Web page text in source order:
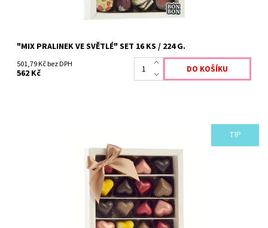
"MIX PRALINEK VE SVĚTLÉ" SET 16 KS / 224 G.
501,79 Kč bez DPH
562 Kč
TIP